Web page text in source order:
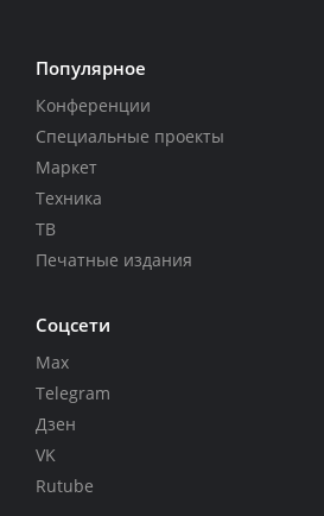
Популярное
Конференции
Специальные проекты
Маркет
Техника
ТВ
Печатные издания
Соцсети
Max
Telegram
Дзен
VK
Rutube